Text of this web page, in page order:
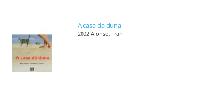
A casa da duna
2002 Alonso, Fran